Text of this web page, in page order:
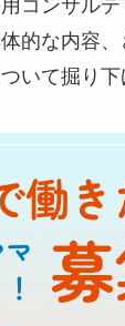
コンサル
的な内容
いて掘り下